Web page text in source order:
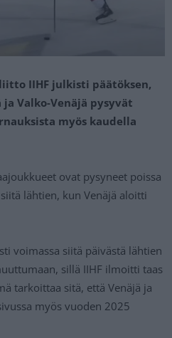
IIHF julkisti päätöksen,
Valko-Venäjä pysyvät
myös kaudella
ovat pysyneet poissa
lähtien, kun Venäjä aloitti
voimassa siitä päivästä lähtien
sillä IIHF ilmoitti taas
tarkoittaa sitä, että Venäjä ja
myös vuoden 2025